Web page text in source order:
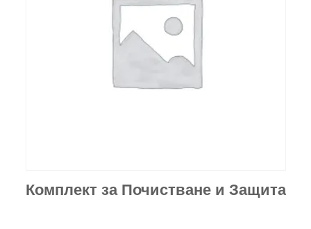
Комплект за Почистване и Защита